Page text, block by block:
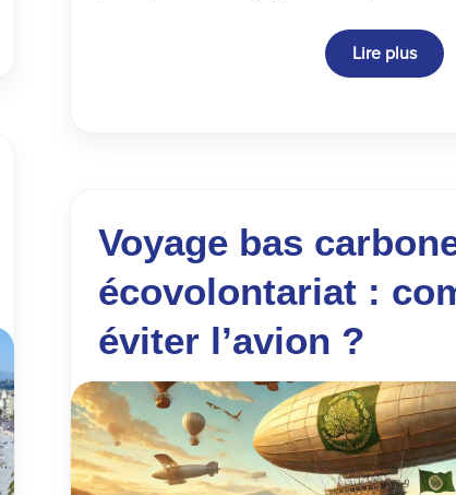
Lire plus
Voyage bas
écovolontariat :
éviter l’avion ?